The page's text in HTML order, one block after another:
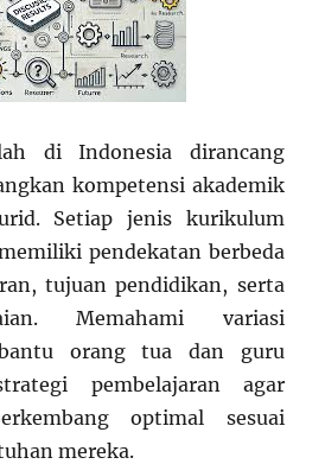
di Indonesia dirancang
kompetensi akademik
Setiap jenis kurikulum
pendekatan berbeda
tujuan pendidikan, serta
Memahami variasi
orang tua dan guru
pembelajaran agar
optimal sesuai
mereka.